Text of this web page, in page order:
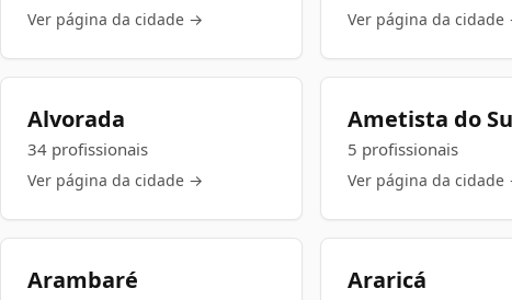
Ver página da cidade → Ver página da cidade
Alvorada
34 profissionais
Ver página da cidade →
Ametista do
5 profissionais
Ver página da cidade
Arambaré Araricá